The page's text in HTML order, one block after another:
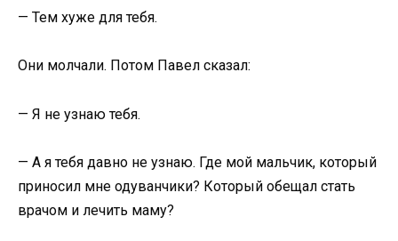
— Тем хуже для тебя.
Они молчали. Потом Павел сказал:
— Я не узнаю тебя.
— А я тебя давно не узнаю. Где мой мальчик, который
приносил мне одуванчики? Который обещал стать
врачом и лечить маму?